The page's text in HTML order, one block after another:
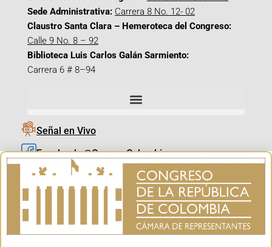
Sede Administrativa: Carrera 8 No. 12- 02
Claustro Santa Clara – Hemeroteca del Congreso:
Calle 9 No. 8 – 92
Biblioteca Luis Carlos Galán Sarmiento:
Carrera 6 # 8–94
Señal en Vivo
Facebook_@CamaraColombia
Instagram_@CamaraColombia
X_@CamaraColombia
Youtube_@CamaraColombia